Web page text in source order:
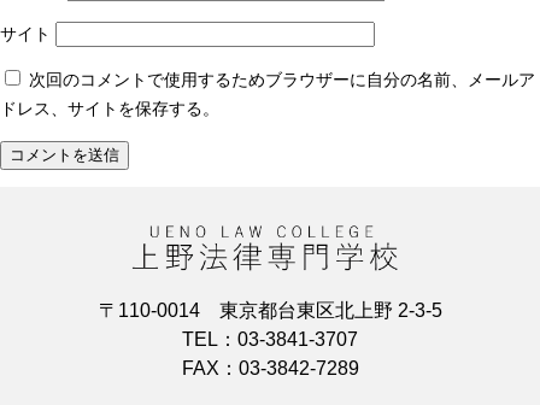
サイト
次回のコメントで使用するためブラウザーに自分の名前、メールア
ドレス、サイトを保存する。
〒110-0014 東京都台東区北上野 2-3-5
TEL：03-3841-3707
FAX：03-3842-7289